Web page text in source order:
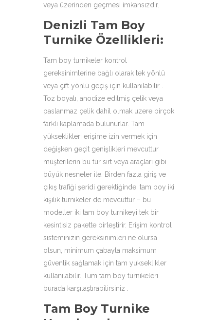
veya üzerinden geçmesi imkansızdır.
Denizli Tam Boy
Turnike Özellikleri:
Tam boy turnikeler kontrol
gereksinimlerine bağlı olarak tek yönlü
veya çift yönlü geçiş için kullanılabilir .
Toz boyalı, anodize edilmiş çelik veya
paslanmaz çelik dahil olmak üzere birçok
farklı kaplamada bulunurlar. Tam
yükseklikleri erişime izin vermek için
değişken geçit genişlikleri mevcuttur
müşterilerin bu tür sırt veya araçları gibi
büyük nesneler ile. Birden fazla giriş ve
çıkış trafiği şeridi gerektiğinde, tam boy iki
kişilik turnikeler de mevcuttur – bu
modeller iki tam boy turnikeyi tek bir
kesintisiz pakette birleştirir. Erişim kontrol
sisteminizin gereksinimleri ne olursa
olsun, minimum çabayla maksimum
güvenlik sağlamak için tam yükseklikler
kullanılabilir. Tüm tam boy turnikeleri
burada karşılaştırabilirsiniz .
Tam Boy Turnike